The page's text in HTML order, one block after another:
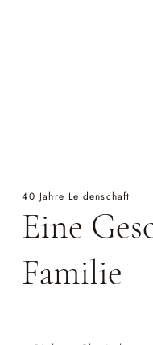
40 Jahre Leidenschaft
Eine
Familie